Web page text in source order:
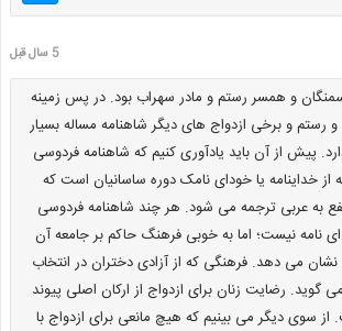
5 سال قبل
و همسر رستم و مادر سهراب بود. در پس زمینه
و رستم و برخی ازدواج های دیگر شاهنامه مساله بسیار
پیش از آن باید یادآوری کنیم که شاهنامه فردوسی
از خداینامه یا خودای نامک دوره ساسانیان است که
به عربی ترجمه می شود. هر چند شاهنامه فردوسی
نامه نیست؛ اما به خوبی فرهنگ حاکم بر جامعه آن
نشان می دهد. فرهنگی که از آزادی دختران در انتخاب
رضایت زنان برای ازدواج از ارکان اصلی پیوند
سوی دیگر می بینیم که هیچ مانعی برای ازدواج با